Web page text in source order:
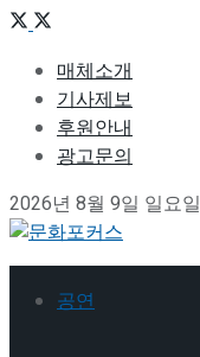
매체소개
기사제보
후원안내
광고문의
2026년 8월 9일 일요일
공연